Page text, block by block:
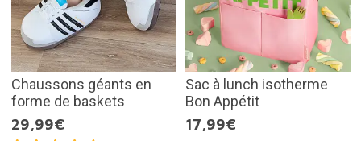
Chaussons géants en
forme de baskets
29,99€
Sac à lunch isotherme
Bon Appétit
17,99€